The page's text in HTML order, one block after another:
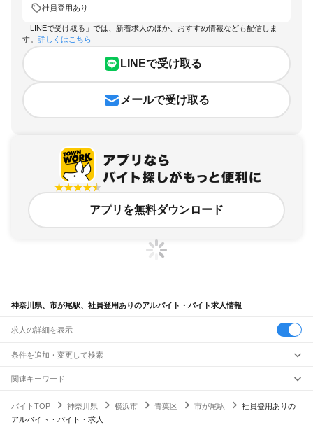
社員登用あり
「LINEで受け取る」では、新着求人のほか、おすすめ情報なども配信しま
す。 詳しくはこちら
LINEで受け取る
メールで受け取る
アプリを無料ダウンロード
神奈川県、市が尾駅、社員登用ありのアルバイト・バイト求人情報
求人の詳細を表示
条件を追加・変更して検索
市区町村を追加・変更
神奈川県
すべて
横浜市 すべて
駅を追加・変更
職種を追加・変更
関連キーワード
バイトTOP
神奈川県 横浜市 青葉区 市が尾駅
社員登用ありの
アルバイト・バイト・求人